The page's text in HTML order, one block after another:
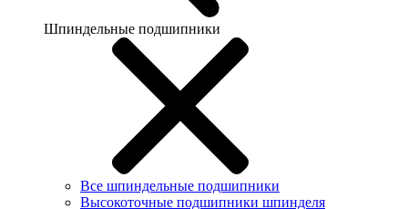
Шпиндельные подшипники
Все шпиндельные подшипники
Высокоточные подшипники шпинделя